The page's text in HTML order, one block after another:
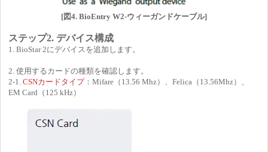
[図4. BioEntry W2-ウィーガンドケーブル]
ステップ2. デバイス構成
1. BioStar 2にデバイスを追加します。
2. 使用するカードの種類を確認します。
2-1. CSNカードタイプ：Mifare（13.56 Mhz）、Felica（13.56Mhz）、
EM Card（125 kHz）